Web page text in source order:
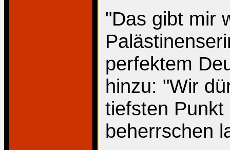
"Das gibt mir
perfektem
hinzu: "Wir
tiefsten Punkt
beherrschen